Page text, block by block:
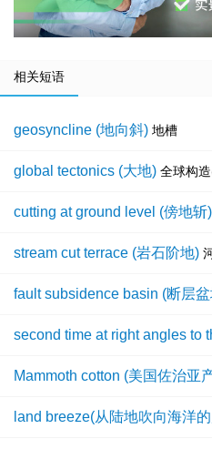
相关短语
geosyncline (地向斜) 地槽
global tectonics (大地) 全球构
cutting at ground level (傍地斩)
stream cut terrace (岩石阶地)
fault subsidence basin (断层
second time at right angles to
Mammoth cotton (美国佐治亚
land breeze(从陆地吹向海洋